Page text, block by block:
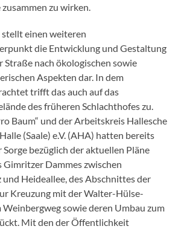
zu wirken.
einen weiteren
die Entwicklung und Gestaltung
Straße nach ökologischen sowie
Aspekten dar. In dem
trifft das auch auf das
des früheren Schlachthofes zu.
Baum“ und der Arbeitskreis Hallesche
(Saale) e.V. (AHA) hatten bereits
bezüglich der aktuellen Pläne
Gimritzer Dammes zwischen
und Heideallee, des Abschnittes der
Kreuzung mit der Walter-Hülse-
Weinbergweg sowie deren Umbau zum
Mit den der Öffentlichkeit